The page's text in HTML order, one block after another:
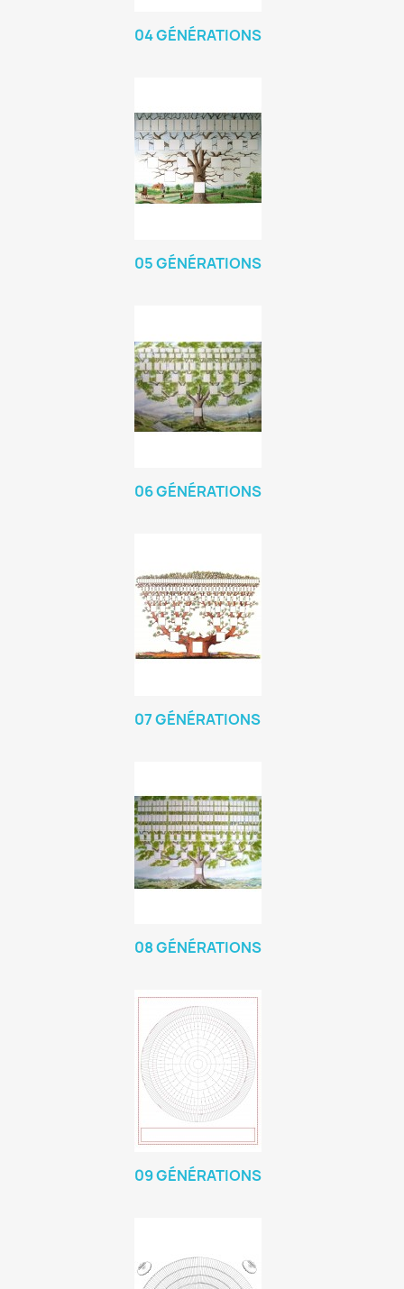
04 GÉNÉRATIONS
05 GÉNÉRATIONS
06 GÉNÉRATIONS
07 GÉNÉRATIONS
08 GÉNÉRATIONS
09 GÉNÉRATIONS